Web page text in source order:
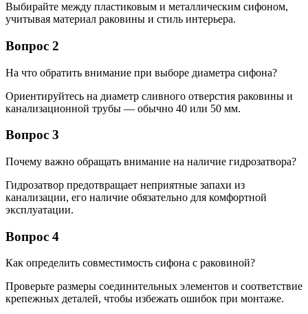
Выбирайте между пластиковым и металлическим сифоном,
учитывая материал раковины и стиль интерьера.
Вопрос 2
На что обратить внимание при выборе диаметра сифона?
Ориентируйтесь на диаметр сливного отверстия раковины и
канализационной трубы — обычно 40 или 50 мм.
Вопрос 3
Почему важно обращать внимание на наличие гидрозатвора?
Гидрозатвор предотвращает неприятные запахи из
канализации, его наличие обязательно для комфортной
эксплуатации.
Вопрос 4
Как определить совместимость сифона с раковиной?
Проверьте размеры соединительных элементов и соответствие
крепежных деталей, чтобы избежать ошибок при монтаже.